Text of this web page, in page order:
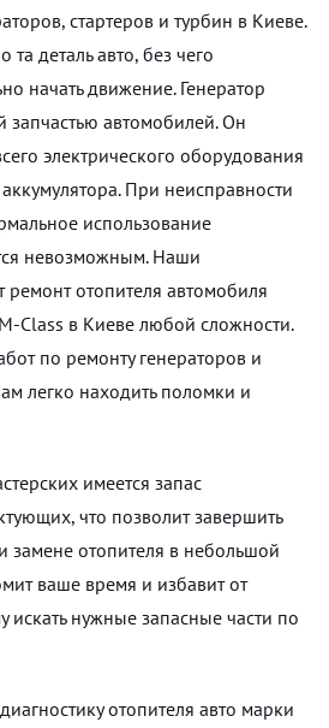
стартеров и турбин в Киеве.
та деталь авто, без чего
начать движение. Генератор
запчастью автомобилей. Он
электрического оборудования
При неисправности
использование
невозможным. Наши
ремонт отопителя автомобиля
Class в Киеве любой сложности.
по ремонту генераторов и
легко находить поломки и
имеется запас
что позволит завершить
замене отопителя в небольшой
ваше время и избавит от
искать нужные запасные части по
отопителя авто марки